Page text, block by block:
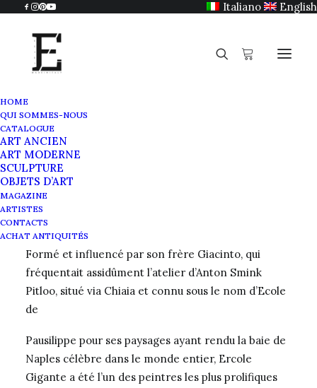
Italiano English
HOME
QUI SOMMES-NOUS
CATALOGUE
ART ANCIEN
ART MODERNE
SCULPTURE
OBJETS D’ART
MAGAZINE
ARTISTES
CONTACTS
ACHAT ANTIQUITÉS
Ercole Gigante
Formé et influencé par son frère Giacinto, qui
fréquentait assidûment l’atelier d’Anton Smink
Pitloo, situé via Chiaia et connu sous le nom d’Ecole
de
Pausilippe pour ses paysages ayant rendu la baie de
Naples célèbre dans le monde entier, Ercole
Gigante a été l’un des peintres les plus prolifiques